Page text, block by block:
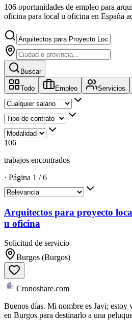
106 oportunidades de empleo para
oficina para local u oficina en España
Buscar
Todo Empleo Servicios
106
trabajos encontrados
· Página 1 /6
Arquitectos para proyecto
u oficina
Solicitud de servicio
Burgos (Burgos)
Cronoshare.com
Buenos días. Mi nombre es Javi; estoy
en Burgos para destinarlo a una